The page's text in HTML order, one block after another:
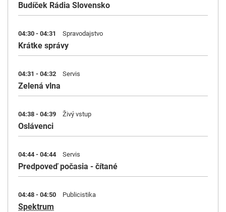
Budíček Rádia Slovensko
04:30 - 04:31 Spravodajstvo
Krátke správy
04:31 - 04:32 Servis
Zelená vlna
04:38 - 04:39 Živý vstup
Oslávenci
04:44 - 04:44 Servis
Predpoveď počasia - čítané
04:48 - 04:50 Publicistika
Spektrum